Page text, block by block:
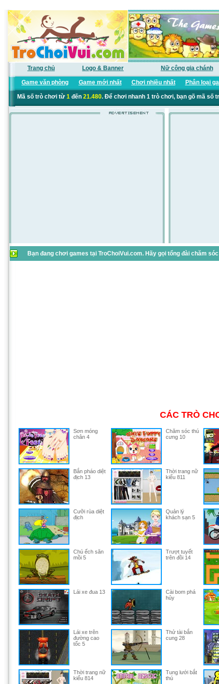
Trang chủ Logo & Banner Nữ công gia chánh
Game văn phòng Game mới nhất Chơi nhiều nhất Phân loại
Mã số trò chơi từ 1đến 21.480. Để chơi nhanh 1 trò chơi, bạn gõ mã số
Bạn đang chơi games tại TroChoiVui.com. Hãy gọi tổng đài chăm
CÁC TRÒ
Sơn móng
chân 4
Chăm sóc thú
cưng 10
Bắn pháo diệt
địch 13
Thời trang nữ
kiểu 811
Cưỡi rùa diệt
địch
Quản lý
khách sạn 5
Chú ếch săn
mồi 5
Trượt tuyết
trên đồi 14
Lái xe đua 13
Cài bom phá
hủy
Lái xe trên
đường cao
tốc 5
Thử tài bắn
cung 28
Thời trang nữ
kiểu 814
Tung lưới bắt
thú